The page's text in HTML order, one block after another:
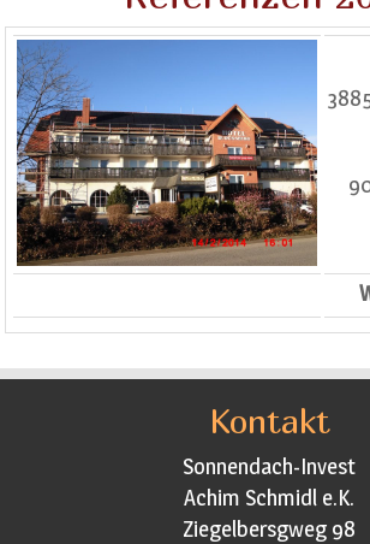
Kontakt
Sonnendach-Invest
Achim Schmidl e.K.
Ziegelbersgweg 98